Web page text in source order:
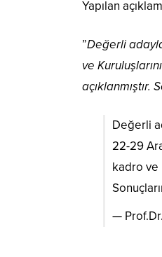
Yapılan
”Değerli
ve
açıklanmıştır.
Değerli
22-29
kadro ve
—